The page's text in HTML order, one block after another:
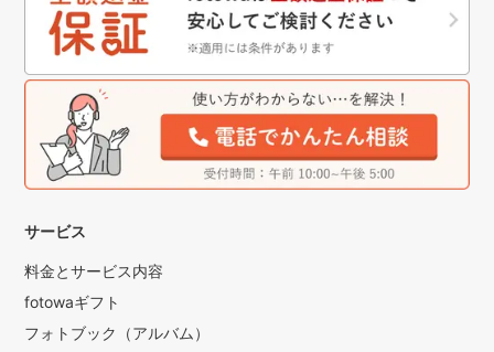
サービス
料金とサービス内容
fotowaギフト
フォトブック（アルバム）